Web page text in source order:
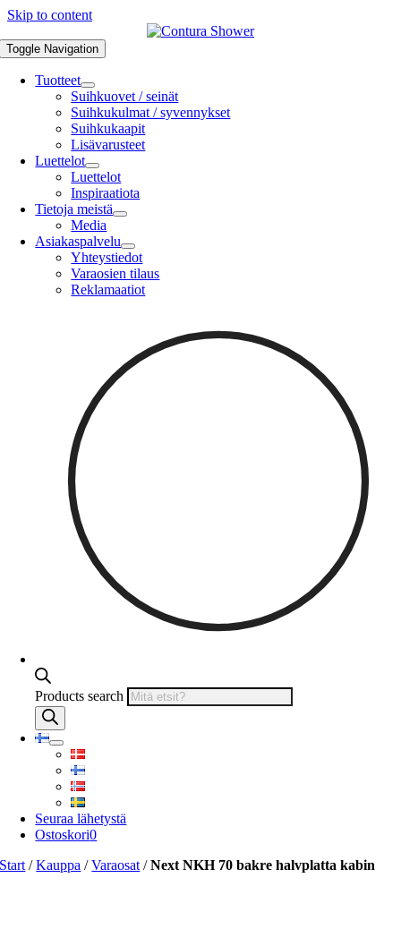
Skip to content
Toggle Navigation
Tuotteet
Suihkuovet / seinät
Suihkukulmat / syvennykset
Suihkukaapit
Lisävarusteet
Luettelot
Luettelot
Inspiraatiota
Tietoja meistä
Media
Asiakaspalvelu
Yhteystiedot
Varaosien tilaus
Reklamaatiot
Products search
Seuraa lähetystä
Ostoskori0
Start /Kauppa /Varaosat /Next NKH 70 bakre halvplatta kabin